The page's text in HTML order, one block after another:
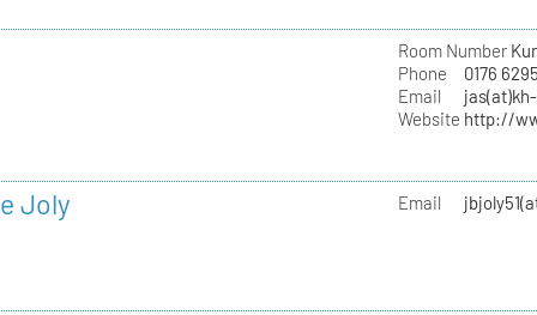
Room Number
Phone
0176
Email
Website http://
Joly Email